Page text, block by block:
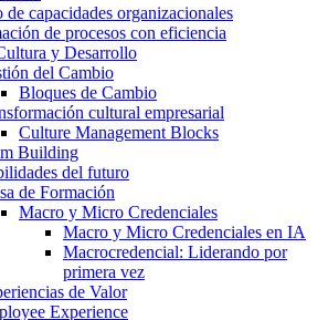
de capacidades organizacionales
de procesos con eficiencia
y Desarrollo
del Cambio
Bloques de Cambio
cultural empresarial
Culture Management Blocks
Building
del futuro
de Formación
Macro y Micro Credenciales
Macro y Micro Credenciales en IA
Macrocredencial: Liderando por
primera vez
de Valor
Experience